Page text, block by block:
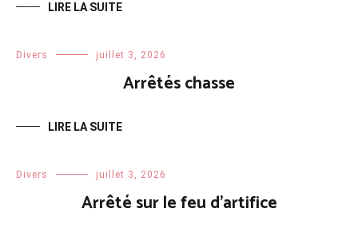
LIRE LA SUITE
Divers juillet 3, 2026
Arrêtés chasse
LIRE LA SUITE
Divers juillet 3, 2026
Arrêté sur le feu d’artifice